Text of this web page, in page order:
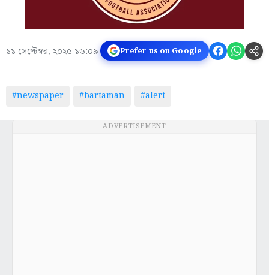
১১ সেপ্টেম্বর, ২০২৫ ১৬:০৯ Prefer us on Google
#newspaper #bartaman #alert
ADVERTISEMENT